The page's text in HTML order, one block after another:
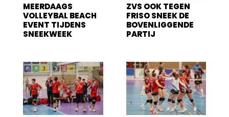
MEERDAAGS
VOLLEYBAL BEACH
EVENT TIJDENS
SNEEKWEEK
ZVS OOK TEGEN
FRISO SNEEK DE
BOVENLIGGENDE
PARTIJ